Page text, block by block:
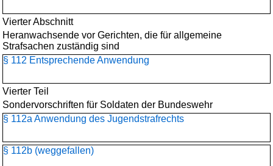
Vierter Abschnitt
Heranwachsende vor Gerichten, die für allgemeine
Strafsachen zuständig sind
§ 112 Entsprechende Anwendung
Vierter Teil
Sondervorschriften für Soldaten der Bundeswehr
§ 112a Anwendung des Jugendstrafrechts
§ 112b (weggefallen)